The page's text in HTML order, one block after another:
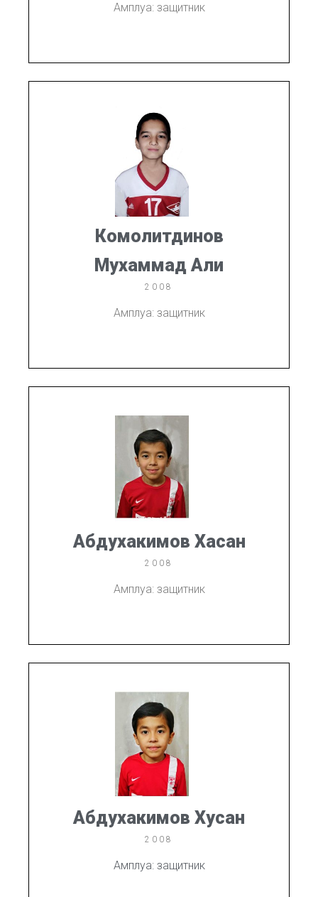
Амплуа: защитник
Комолитдинов
Мухаммад Али
2008
Амплуа: защитник
Абдухакимов Хасан
2008
Амплуа: защитник
Абдухакимов Хусан
2008
Амплуа: защитник